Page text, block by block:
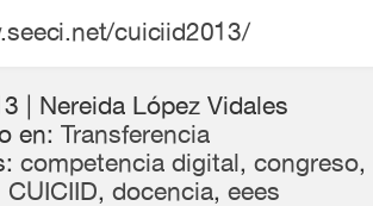
cuiciid2013/
| Nereida López Vidales
en: Transferencia
competencia digital, congreso,
CUICIID, docencia, eees